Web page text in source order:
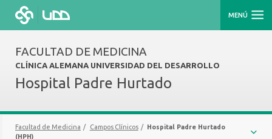
MENÚ
FACULTAD DE MEDICINA
CLÍNICA ALEMANA UNIVERSIDAD DEL DESARROLLO
Hospital Padre Hurtado
Facultad de Medicina / Campos Clínicos / Hospital Padre Hurtado
(HPH)